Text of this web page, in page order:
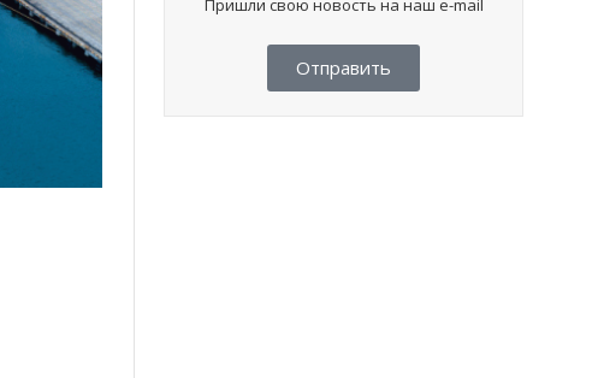
Пришли свою новость на наш e-mail
Отправить